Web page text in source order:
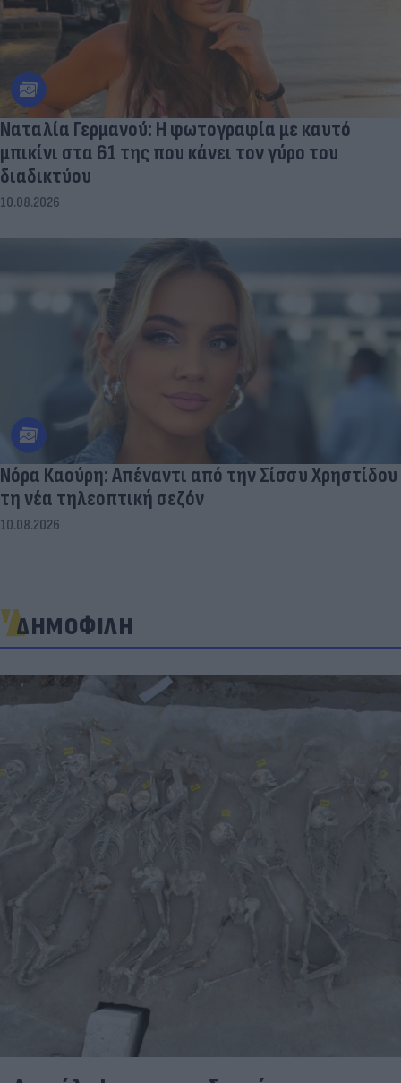
Ναταλία Γερμανού: Η φωτογραφία με καυτό
μπικίνι στα 61 της που κάνει τον γύρο του
διαδικτύου
10.08.2026
Νόρα Καούρη: Απέναντι από την Σίσσυ Χρηστίδου
τη νέα τηλεοπτική σεζόν
10.08.2026
ΔΗΜΟΦΙΛΗ